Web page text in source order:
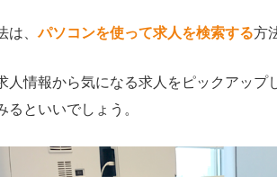
は、パソコンを使って求人を検索する方
人情報から気になる求人をピックアッ
といいでしょう。